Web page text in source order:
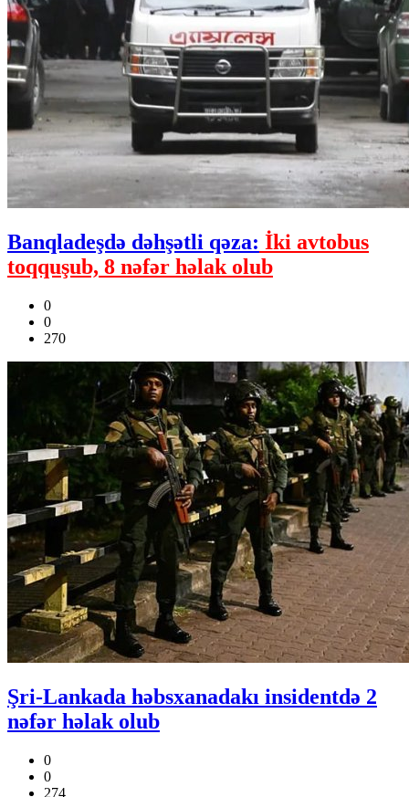
Banqladeşdə dəhşətli qəza: İki avtobus
toqquşub, 8 nəfər həlak olub
0
0
270
Şri-Lankada həbsxanadakı insidentdə 2
nəfər həlak olub
0
0
274